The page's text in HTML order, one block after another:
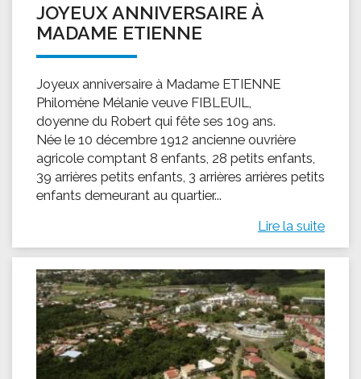
JOYEUX ANNIVERSAIRE À
MADAME ETIENNE
Joyeux anniversaire à Madame ETIENNE
Philomène Mélanie veuve FIBLEUIL,
doyenne du Robert qui fête ses 109 ans.
Née le 10 décembre 1912 ancienne ouvrière
agricole comptant 8 enfants, 28 petits enfants,
39 arrières petits enfants, 3 arrières arrières petits
enfants demeurant au quartier...
Lire la suite